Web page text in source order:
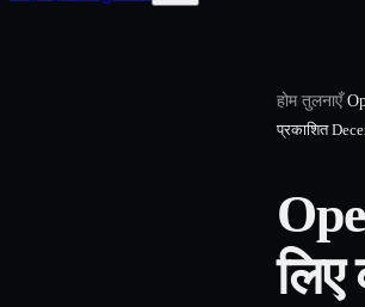
होम/तुलनाएँ/
प्रकाशित